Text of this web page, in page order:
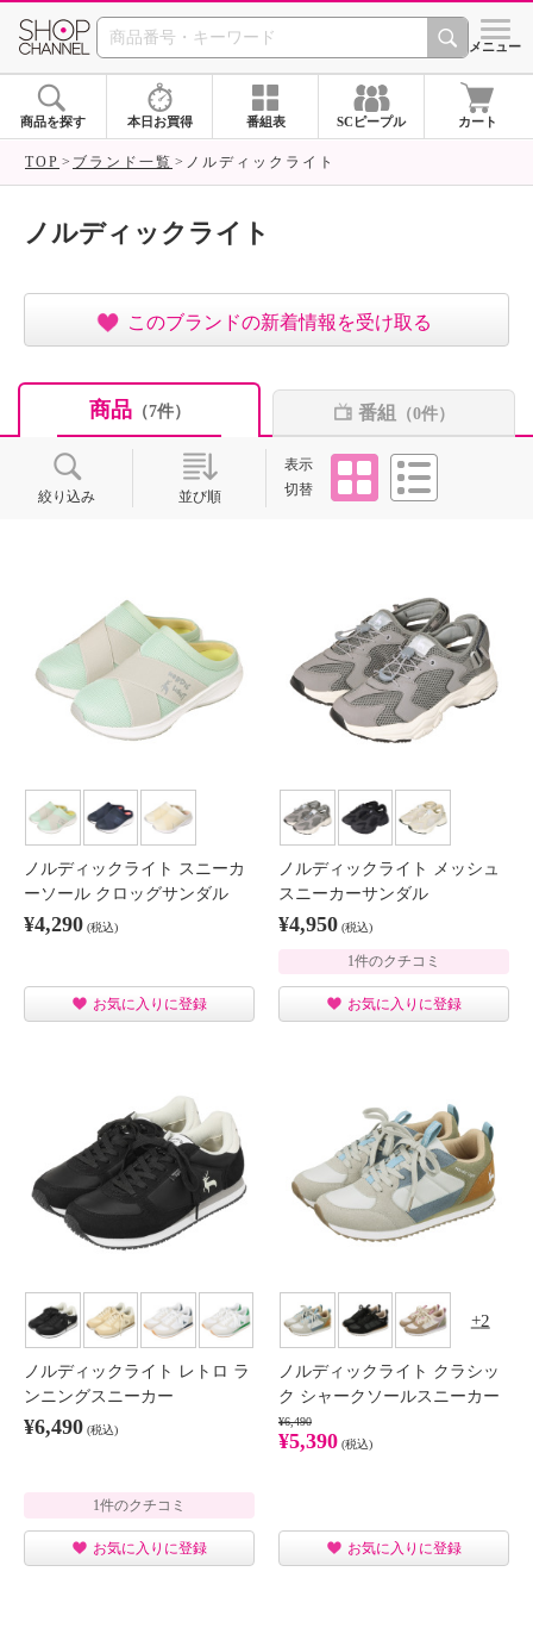
SHOP CHANNEL ショッ
メニュー
商品を探す 本日お買得 番組表 SCピープル カート
TOP ブランド一覧 ノルディックライト
ノルディックライト
このブランドの新着情報を受け取る
商品（7件） 番組 （0件）
絞り込み 並び順
表示
切替
タイル
ノルディックライト スニーカ
ーソール クロッグサンダル
¥4,290 (税込)
お気に入りに登録
ノルディックライト メッシュ
スニーカーサンダル
¥4,950 (税込)
1件のクチコミ
お気に入りに登録
ノルディックライト レトロ ラ
ンニングスニーカー
¥6,490 (税込)
1件のクチコミ
お気に入りに登録
2
ノルディックライト クラシッ
ク シャークソールスニーカー
¥6,490
¥5,390 (税込)
お気に入りに登録